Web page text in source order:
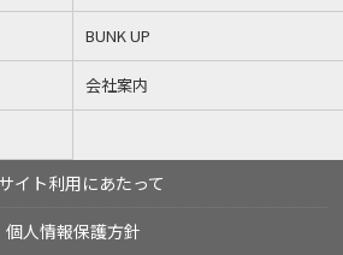
BUNK UP
会社案内
イト利用にあたって
個人情報保護方針